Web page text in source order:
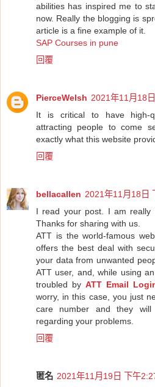
abilities has inspired me to
now. Really the blogging is
article is a fine example of it.
SAP Courses in pune
回覆
PierceWelsh 2021年11月18
It is critical to have high-
attracting people to come
exactly what this website
回覆
bellacallen 2021年11月18日
I read your post. I am really
Thanks for sharing with us.
ATT is the world-famous
offers the best deal with
your data from unwanted
ATT user, and, while using
troubled byATT Email
worry, in this case, you just
care number and they will
regarding your problems.
回覆
匿名 2021年11月19日 下午